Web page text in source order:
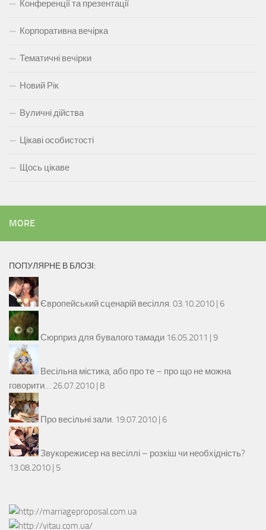
Конференції та презентації
Корпоративна вечірка
Тематичні вечірки
Новий Рік
Вуличні дійства
Цікаві особистості
Щось цікаве
MORE
ПОПУЛЯРНЕ В БЛОЗІ:
Європейський сценарій весілля. 03.10.2010 | 6
Сюрприз для бувалого тамади 16.05.2011 | 9
Весільна містика, або про те – про що не можна
говорити… 26.07.2010 | 8
Про весільні зали. 19.07.2010 | 6
Звукорежисер на весіллі – розкіш чи необхідність?
13.08.2010 | 5